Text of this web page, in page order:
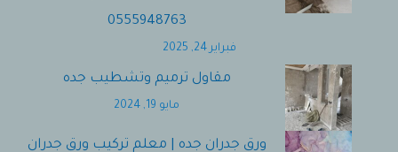
0555948763
فبراير 24, 2025
مقاول ترميم وتشطيب جده
مايو 19, 2024
ورق جدران جده | معلم تركيب ورق جدران